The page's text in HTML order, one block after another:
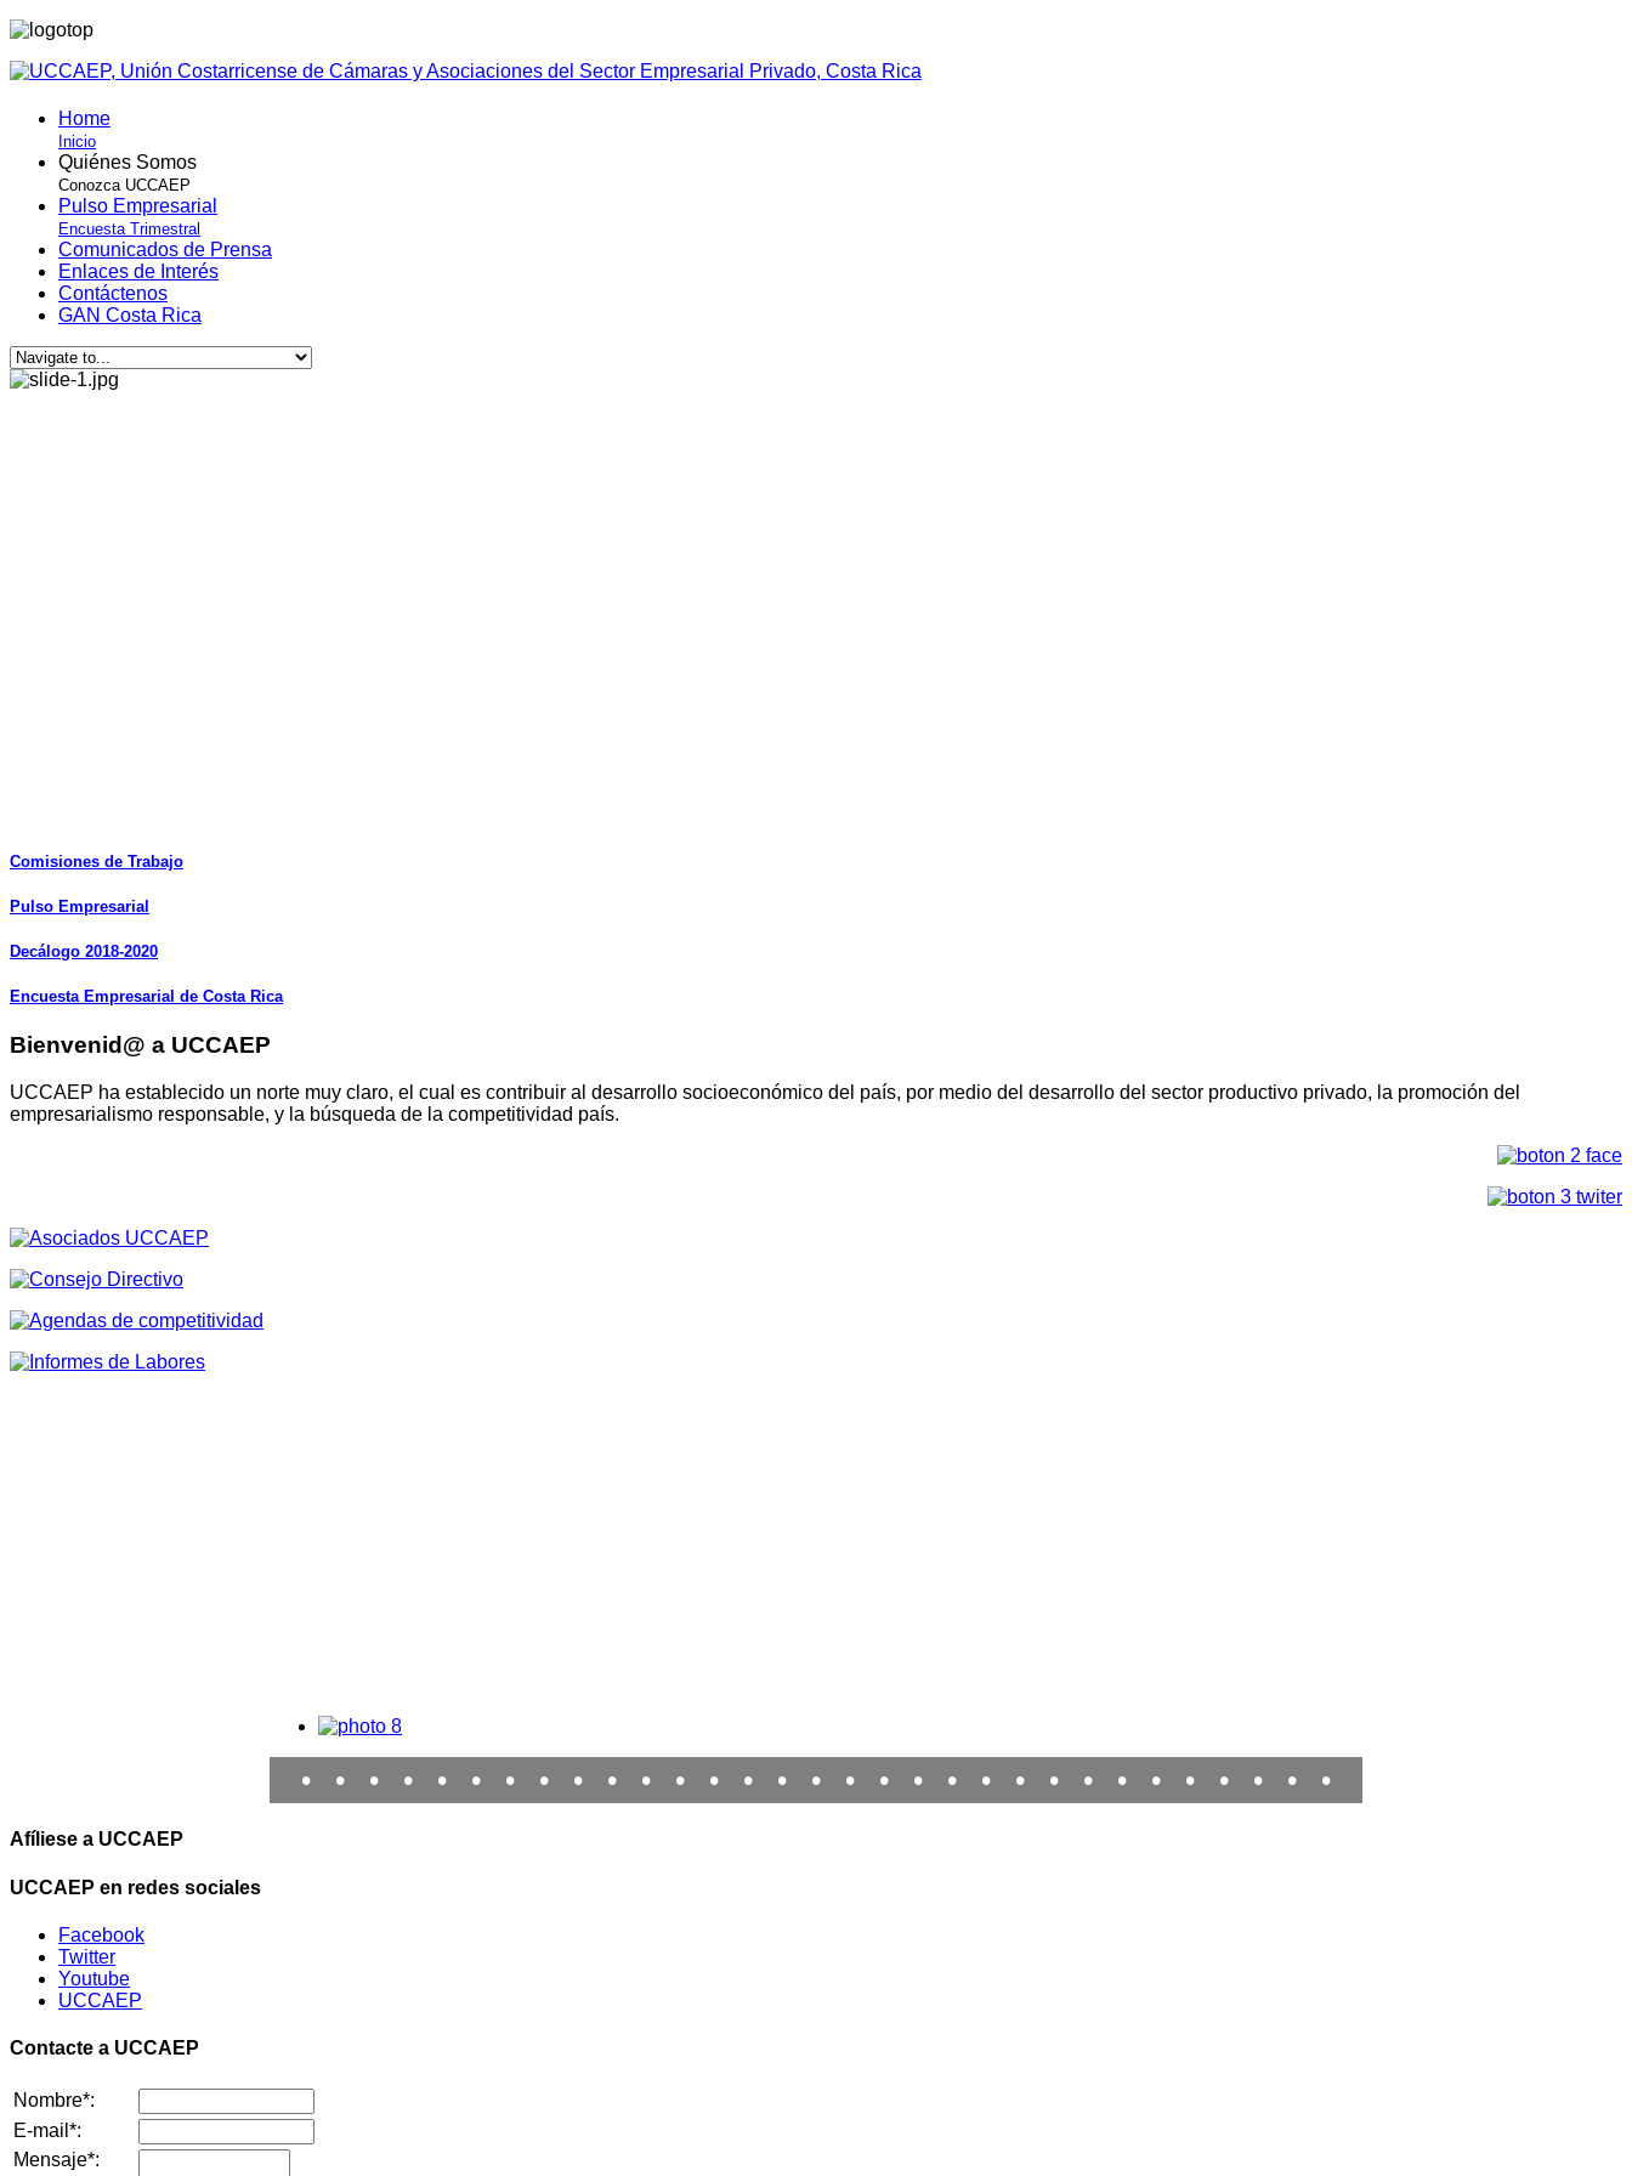
Home
Inicio
Quiénes Somos
Conozca UCCAEP
Pulso Empresarial
Encuesta Trimestral
Comunicados de Prensa
Enlaces de Interés
Contáctenos
GAN Costa Rica
Comisiones de Trabajo
Pulso Empresarial
Decálogo 2018-2020
Encuesta Empresarial de Costa Rica
Bienvenid@ a UCCAEP
UCCAEP ha establecido un norte muy claro, el cual es contribuir al desarrollo socioeconómico del país, por medio del desarrollo del sector productivo privado, la promoción del
empresarialismo responsable, y la búsqueda de la competitividad país.
• • • • • • • • • • • • • • • • • • • • • • • • • • • • • • •
Afíliese a UCCAEP
UCCAEP en redes sociales
Facebook
Twitter
Youtube
UCCAEP
Contacte a UCCAEP
Nombre*:
E-mail*:
Mensaje*: